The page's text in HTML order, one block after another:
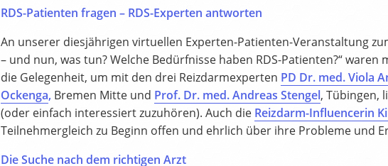
RDS-Patienten fragen – RDS-Experten antworten
An unserer diesjährigen virtuellen Experten-Patienten-Veranstaltung
– und nun, was tun? Welche Bedürfnisse haben RDS-Patienten?“
die Gelegenheit, um mit den drei Reizdarmexperten PD Dr. med. Viola
Ockenga, Bremen Mitte und Prof. Dr. med. Andreas Stengel, Tübingen,
(oder einfach interessiert zuzuhören). Auch die Reizdarm-Influencerin
Teilnehmergleich zu Beginn offen und ehrlich über ihre Probleme und
Die Suche nach dem richtigen Arzt